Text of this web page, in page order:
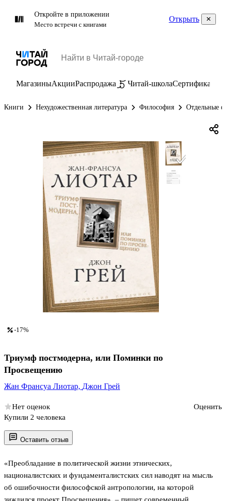
Откройте в приложении
Место встречи с книгами
Открыть
МагазиныАкцииРаспродажа Читай-школаСертификаты
Книги Нехудожественная литература Философия Отдельные
Оставить отзыв
«Преобладание в политической жизни этнических,
националистских и фундаменталистских сил наводят на мысль
об ошибочности философской антропологии, на которой
-17%
Триумф постмодерна, или Поминки по
Просвещению
Жан Франсуа Лиотар, Джон Грей
Нет оценок
Оценить
Купили 2 человека